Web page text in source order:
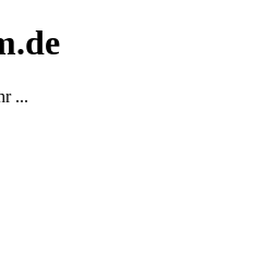
...